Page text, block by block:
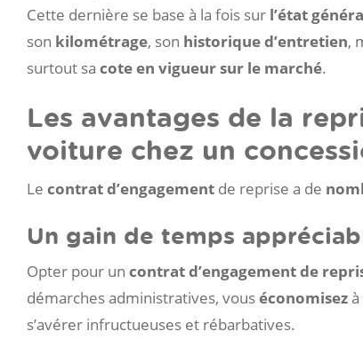
Cette dernière se base à la fois sur l’état
son kilométrage, son historique d’entretien,
surtout sa cote en vigueur sur le marché.
Les avantages de la
voiture chez un
Le contrat d’engagement de reprise a de
Un gain de temps
Opter pour un contrat d’engagement de
démarches administratives, vouséconomisez
s’avérer infructueuses et rébarbatives.